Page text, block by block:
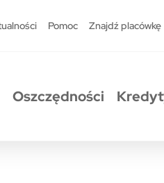
Pomoc Znajdź placówkę
Oszczędności